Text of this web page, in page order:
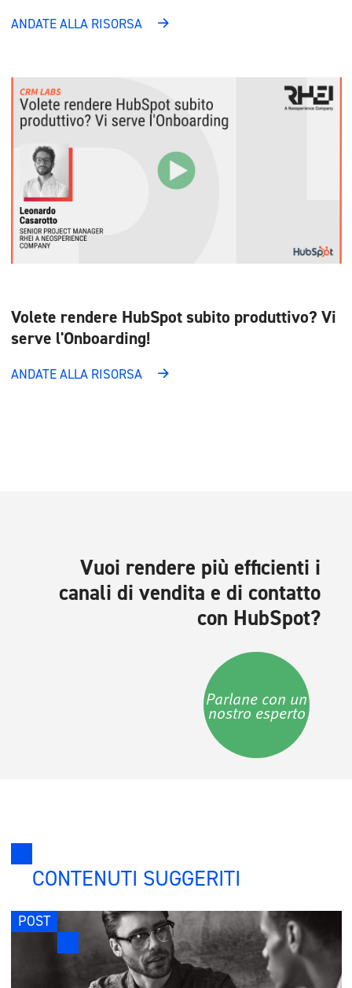
ANDATE ALLA RISORSA
Volete rendere HubSpot subito produttivo? Vi
serve l'Onboarding!
ANDATE ALLA RISORSA
Vuoi rendere più efficienti i
canali di vendita e di contatto
con HubSpot?
Parlane con un
nostro esperto
CONTENUTI SUGGERITI
POST